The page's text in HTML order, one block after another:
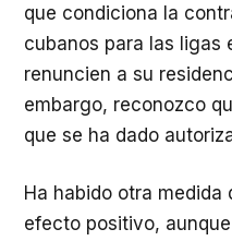
que condiciona la
cubanos para las ligas
renuncien a su
embargo, reconozco
que se ha dado
Ha habido otra
efecto positivo,